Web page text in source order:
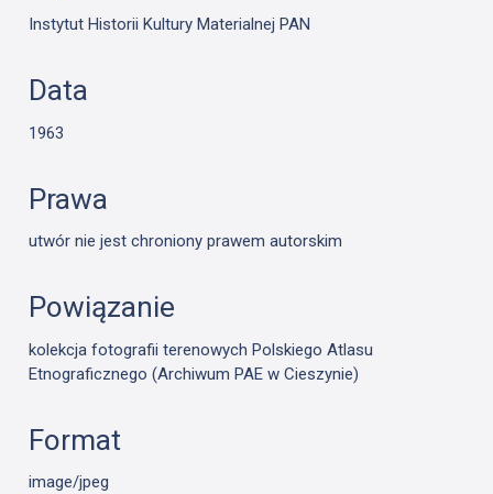
Instytut Historii Kultury Materialnej PAN
Data
1963
Prawa
utwór nie jest chroniony prawem autorskim
Powiązanie
kolekcja fotografii terenowych Polskiego Atlasu
Etnograficznego (Archiwum PAE w Cieszynie)
Format
image/jpeg